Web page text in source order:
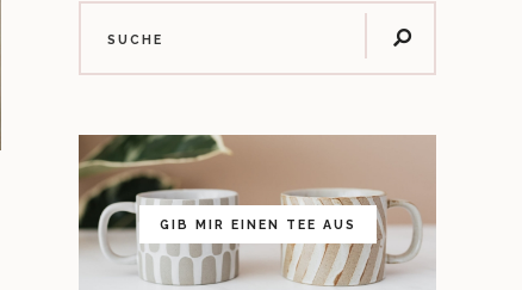
GIB MIR EINEN TEE AUS